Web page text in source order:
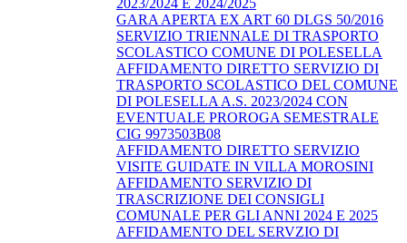
GARA APERTA EX ART 60 DLGS 50/2016
SERVIZIO TRIENNALE DI TRASPORTO
SCOLASTICO COMUNE DI POLESELLA
AFFIDAMENTO DIRETTO SERVIZIO DI
TRASPORTO SCOLASTICO DEL COMUNE
DI POLESELLA A.S. 2023/2024 CON
EVENTUALE PROROGA SEMESTRALE
CIG 9973503B08
AFFIDAMENTO DIRETTO SERVIZIO
VISITE GUIDATE IN VILLA MOROSINI
AFFIDAMENTO SERVIZIO DI
TRASCRIZIONE DEI CONSIGLI
COMUNALE PER GLI ANNI 2024 E 2025
AFFIDAMENTO DEL SERVZIO DI